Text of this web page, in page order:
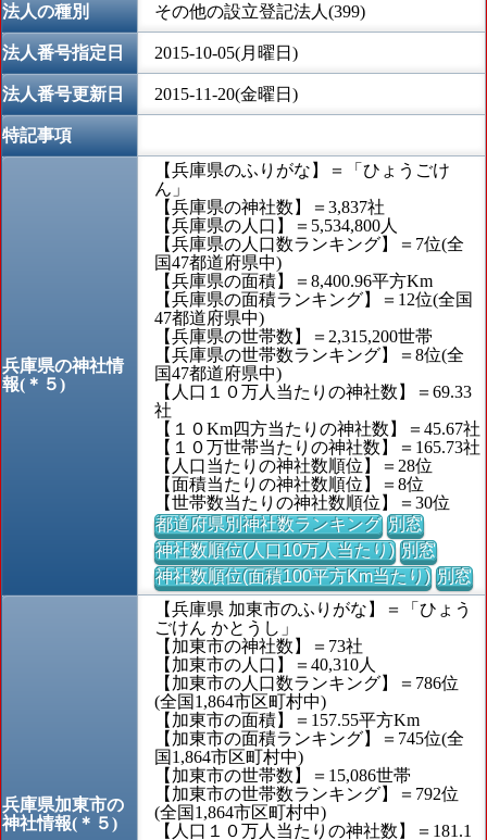
法人の種別 その他の設立登記法人(399)
法人番号指定日 2015-10-05(月曜日)
法人番号更新日 2015-11-20(金曜日)
特記事項
兵庫県の神社情
報(＊５)
【兵庫県のふりがな】＝「ひょうごけ
ん」
【兵庫県の神社数】＝3,837社
【兵庫県の人口】＝5,534,800人
【兵庫県の人口数ランキング】＝7位(全
国47都道府県中)
【兵庫県の面積】＝8,400.96平方Km
【兵庫県の面積ランキング】＝12位(全国
47都道府県中)
【兵庫県の世帯数】＝2,315,200世帯
【兵庫県の世帯数ランキング】＝8位(全
国47都道府県中)
【人口１０万人当たりの神社数】＝69.33
社
【１０Km四方当たりの神社数】＝45.67社
【１０万世帯当たりの神社数】＝165.73社
【人口当たりの神社数順位】＝28位
【面積当たりの神社数順位】＝8位
【世帯数当たりの神社数順位】＝30位
都道府県別神社数ランキング 別窓
神社数順位(人口10万人当たり) 別窓
神社数順位(面積100平方Km当たり) 別窓
兵庫県加東市の
神社情報(＊５)
【兵庫県 加東市のふりがな】＝「ひょう
ごけん かとうし」
【加東市の神社数】＝73社
【加東市の人口】＝40,310人
【加東市の人口数ランキング】＝786位
(全国1,864市区町村中)
【加東市の面積】＝157.55平方Km
【加東市の面積ランキング】＝745位(全
国1,864市区町村中)
【加東市の世帯数】＝15,086世帯
【加東市の世帯数ランキング】＝792位
(全国1,864市区町村中)
【人口１０万人当たりの神社数】＝181.1